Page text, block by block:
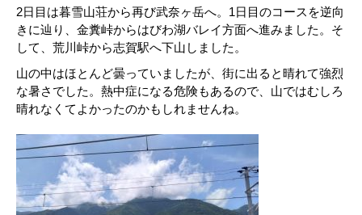
2日目は暮雪山荘から再び武奈ヶ岳へ。1日目のコースを逆向
きに辿り、金糞峠からはびわ湖バレイ方面へ進みました。そ
して、荒川峠から志賀駅へ下山しました。
山の中はほとんど曇っていましたが、街に出ると晴れて強烈
な暑さでした。熱中症になる危険もあるので、山ではむしろ
晴れなくてよかったのかもしれませんね。